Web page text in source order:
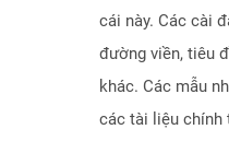
cái này. Các cài
đường viền, tiêu
khác. Các mẫu
các tài liệu chính